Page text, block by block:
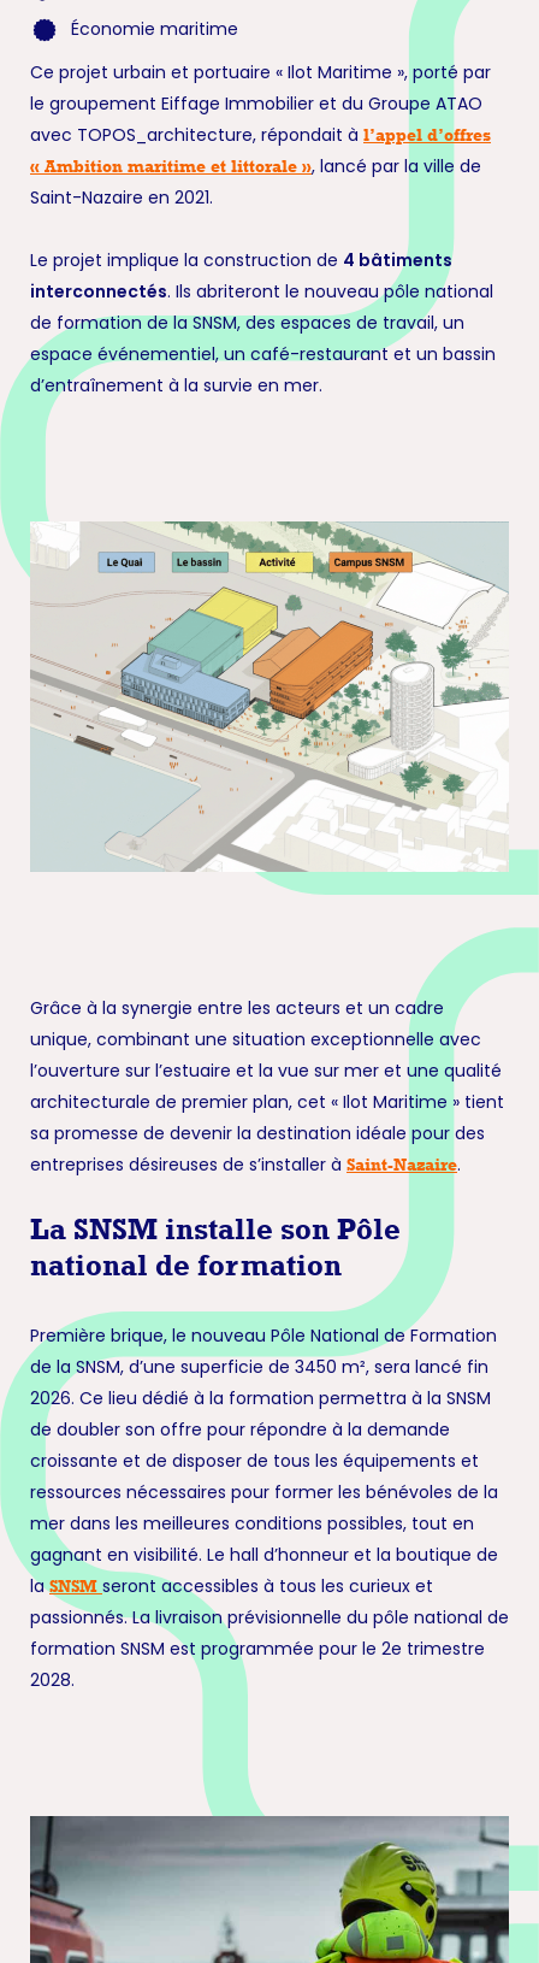
Économie maritime
Ce projet urbain et portuaire « Ilot Maritime », porté par
le groupement Eiffage Immobilier et du Groupe ATAO
avec TOPOS_architecture, répondait à l’appel d’offres
« Ambition maritime et littorale », lancé par la ville de
Saint-Nazaire en 2021.
Le projet implique la construction de 4 bâtiments
interconnectés. Ils abriteront le nouveau pôle national
de formation de la SNSM, des espaces de travail, un
espace événementiel, un café-restaurant et un bassin
d’entraînement à la survie en mer.
Grâce à la synergie entre les acteurs et un cadre
unique, combinant une situation exceptionnelle avec
l’ouverture sur l’estuaire et la vue sur mer et une qualité
architecturale de premier plan, cet « Ilot Maritime » tient
sa promesse de devenir la destination idéale pour des
entreprises désireuses de s’installer à Saint-Nazaire.
La SNSM installe son Pôle
national de formation
Première brique, le nouveau Pôle National de Formation
de la SNSM, d’une superficie de 3450 m², sera lancé fin
2026. Ce lieu dédié à la formation permettra à la SNSM
de doubler son offre pour répondre à la demande
croissante et de disposer de tous les équipements et
ressources nécessaires pour former les bénévoles de la
mer dans les meilleures conditions possibles, tout en
gagnant en visibilité. Le hall d’honneur et la boutique de
laSNSM seront accessibles à tous les curieux et
passionnés. La livraison prévisionnelle du pôle national de
formation SNSM est programmée pour le 2e trimestre
2028.